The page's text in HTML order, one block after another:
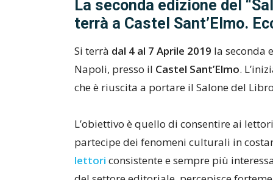
La seconda edizione del
terrà a Castel Sant’Elmo.
Si terrà dal 4 al 7 Aprile 2019 la seconda
Napoli, presso il Castel Sant’Elmo.
che è riuscita a portare il Salone del
L’obiettivo è quello di consentire ai
partecipe dei fenomeni culturali in
lettori consistente e sempre più